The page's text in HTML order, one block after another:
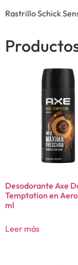
Rastrillo Schick
Desodorante Axe
Temptation en
ml
Leer más